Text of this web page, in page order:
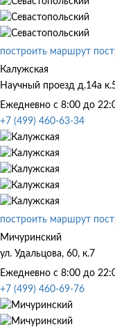
построить маршрут
Калужская
Научный проезд д.14а
Ежедневно с 8:00 до
+7 (499) 460-63-34
построить маршрут
Мичуринский
ул. Удальцова, 60, к.7
Ежедневно с 8:00 до
+7 (499) 460-69-76